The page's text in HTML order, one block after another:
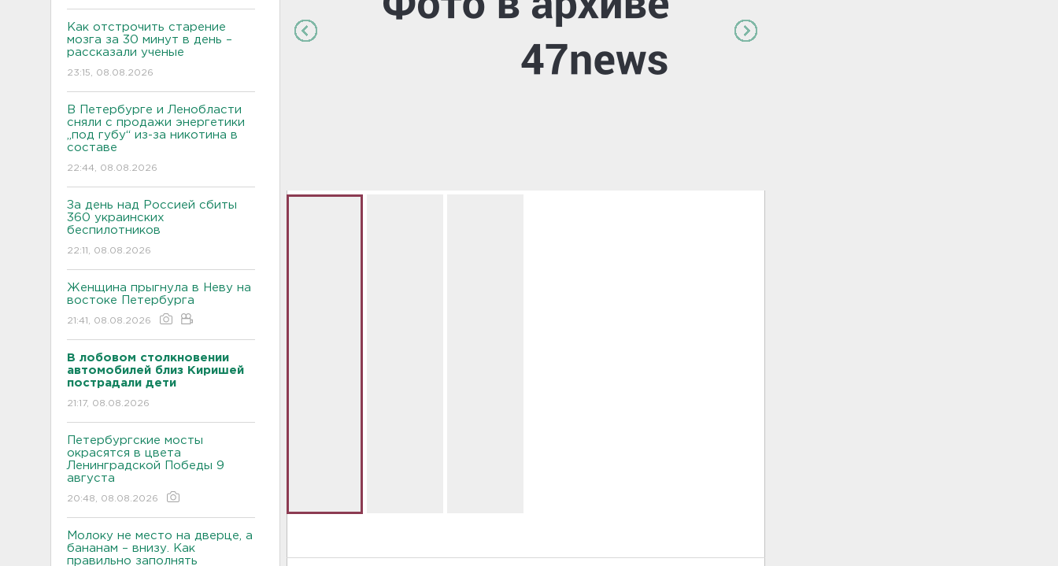
Как отстрочить старение
мозга за 30 минут в день –
рассказали ученые
23:15, 08.08.2026
В Петербурге и Ленобласти
сняли с продажи энергетики
„под губу“ из-за никотина в
составе
22:44, 08.08.2026
За день над Россией сбиты
360 украинских
беспилотников
22:11, 08.08.2026
Женщина прыгнула в Неву на
востоке Петербурга
21:41, 08.08.2026
В лобовом столкновении
автомобилей близ Киришей
пострадали дети
21:17, 08.08.2026
Петербургские мосты
окрасятся в цвета
Ленинградской Победы 9
августа
20:48, 08.08.2026
Молоку не место на дверце, а
бананам – внизу. Как
правильно заполнять